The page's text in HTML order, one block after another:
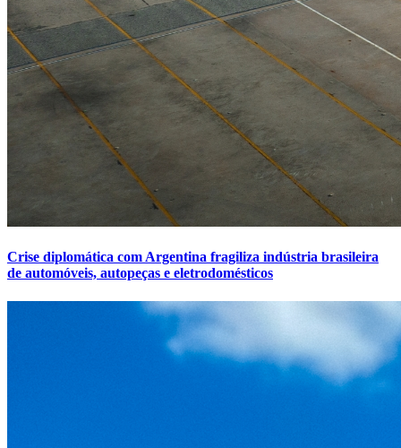
Crise diplomática com Argentina fragiliza indústria brasileira
de automóveis, autopeças e eletrodomésticos